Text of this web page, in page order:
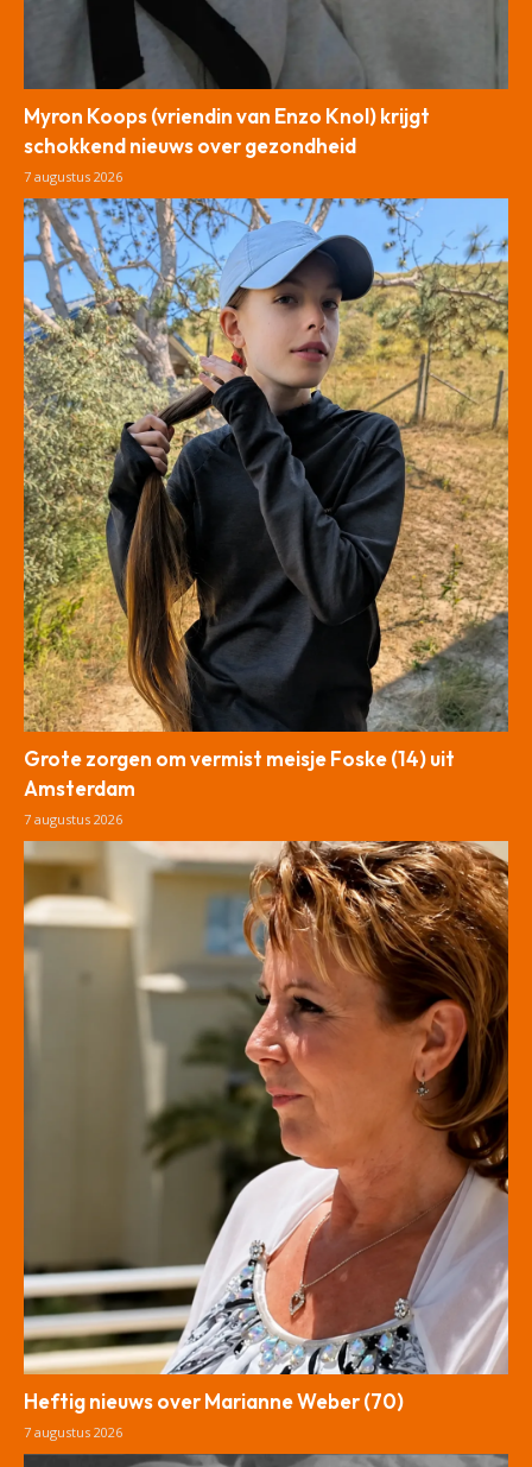
Myron Koops (vriendin van Enzo Knol) krijgt
schokkend nieuws over gezondheid
7 augustus 2026
Grote zorgen om vermist meisje Foske (14) uit
Amsterdam
7 augustus 2026
Heftig nieuws over Marianne Weber (70)
7 augustus 2026